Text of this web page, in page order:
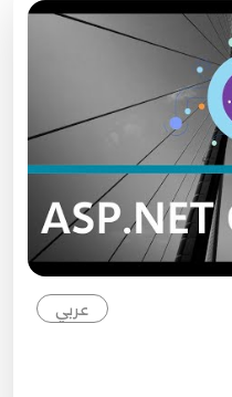
عربي
- اكمال برمجة لوحة
- مراجعة لعرض البيانات
- عرض بيانات الاصناف